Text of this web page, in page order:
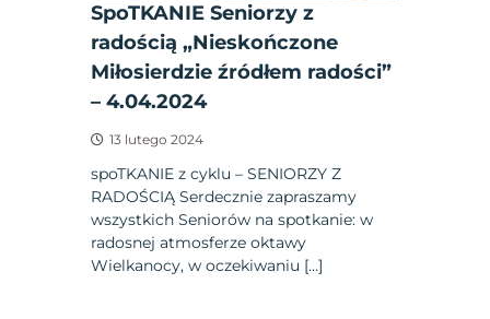
SpoTKANIE Seniorzy z
radością „Nieskończone
Miłosierdzie źródłem radości”
– 4.04.2024
13 lutego 2024
spoTKANIE z cyklu – SENIORZY Z
RADOŚCIĄ Serdecznie zapraszamy
wszystkich Seniorów na spotkanie: w
radosnej atmosferze oktawy
Wielkanocy, w oczekiwaniu […]